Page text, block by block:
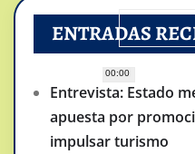
00:00
ENTRADAS
Entrevista: Estado
apuesta por
impulsar turismo